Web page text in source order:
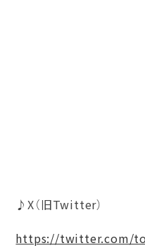
♪X（旧Twitter）
https://twitter.com/